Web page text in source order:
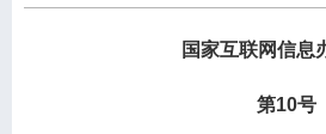
国家互联网信息
第10号